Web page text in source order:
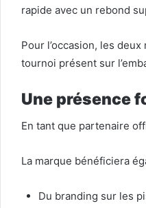
rapide avec un rebond
Pour l’occasion, les
tournoi présent sur
Une présence
En tant que partenaire
La marque bénéficiera
Du branding sur les